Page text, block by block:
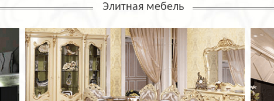
Элитная мебель